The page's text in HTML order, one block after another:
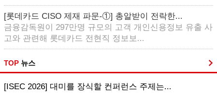
[롯데카드 CISO 제재 파문-①] 총알받이 전락한...
금융감독원이 297만명 규모의 고객 개인신용정보 유출 사
고와 관련해 롯데카드 전현직 정보보...
TOP 뉴스
[ISEC 2026] 대미를 장식할 컨퍼런스 주제는...